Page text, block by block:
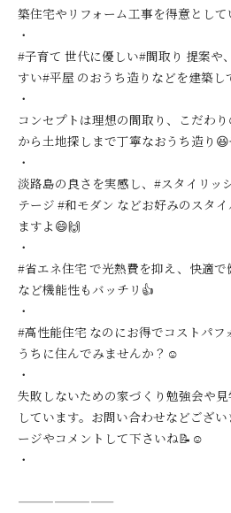
築住宅やリフォーム工事を得意として
・
#子育て 世代に優しい#間取り 提案や
すい#平屋 のおうち造りなどを建築
・
コンセプトは理想の間取り、こだわ
から土地探しまで丁寧なおうち造り
・
淡路島の良さを実感し、#スタイリッ
テージ #和モダン などお好みのスタ
ますよ😄🙌
・
#省エネ住宅 で光熱費を抑え、快適
など機能性もバッチリ👍
・
#高性能住宅 なのにお得でコストパ
うちに住んでみませんか？☺️
・
失敗しないための家づくり勉強会や
しています。お問い合わせなどござ
ージやコメントして下さいね📝☺️
・
————————